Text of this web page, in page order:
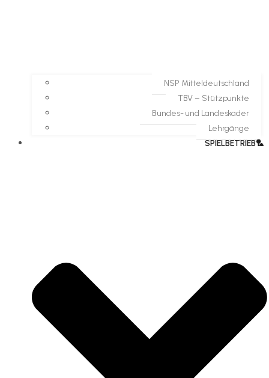
NSP Mitteldeutschland
TBV – Stützpunkte
Bundes- und Landeskader
Lehrgänge
SPIELBETRIEB🏸